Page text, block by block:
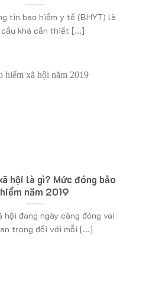
tin bao hiểm y tế (BHYT) là
cầu khá cần thiết [...]
hội là gì? Mức đóng bảo
hiểm năm 2019
hội đang ngày càng đóng vai
trọng đối với mỗi [...]